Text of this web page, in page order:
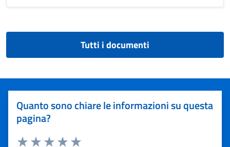
Tutti i documenti
Quanto sono chiare le informazioni su questa
pagina?